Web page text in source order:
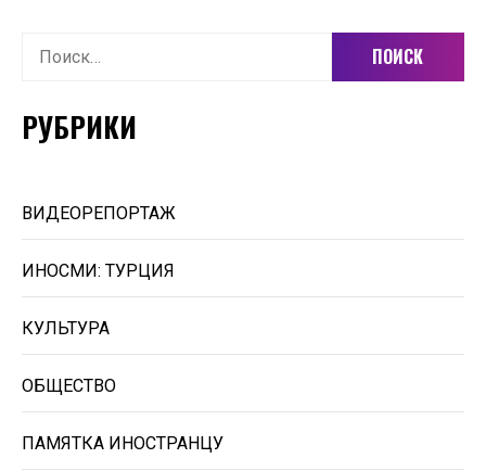
Найти:
РУБРИКИ
ВИДЕОРЕПОРТАЖ
ИНОСМИ: ТУРЦИЯ
КУЛЬТУРА
ОБЩЕСТВО
ПАМЯТКА ИНОСТРАНЦУ